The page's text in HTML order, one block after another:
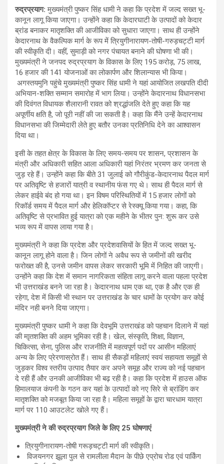
रुद्रप्रयाग: मुख्यमंत्री पुष्कर सिंह धामी ने कहा कि प्रदेश में जल्द सख्त भू-
कानून लागू किया जाएगा। उन्होंने कहा कि केदारघाटी के उत्पादों को केदार
ब्रांड बनाकर मातृशक्ति की आजीविका को सुधारा जाएगा। साथ ही उन्होंने
केदारनाथ के वैकल्पिक मार्ग के रूप में त्रियुगीनारायण-तोषी-गरुड़चट्टी मार्ग
की स्वीकृति दी। वहीं, सुमाड़ी को नगर पंचायत बनाने की घोषणा भी की।
मुख्यमंत्री ने जनपद रुद्रप्रयाग के विकास के लिए 195 करोड़, 75 लाख,
16 हजार की 141 योजनाओं का लोकार्पण और शिलान्यास भी किया।
अगस्तयमुनि पहुंचे मुख्यमंत्री पुष्कर सिंह धामी ने यहां आयोजित लखपति दीदी
अभियान-शक्ति सम्मान समारोह में भाग लिया। उन्होंने केदारनाथ विधानसभा
की दिवंगत विधायक शैलारानी रावत को श्रद्धांजलि देते हुए कहा कि यह
अपूर्णीय क्षति है, जो पूरी नहीं की जा सकती है। कहा कि मैंने उन्हें केदारनाथ
विधानसभा की जिम्मेदारी लेते हुए बतौर उनका प्रतिनिधि देने का आश्वासन
दिया था।
इसी के तहत क्षेत्र के विकास के लिए समय-समय पर शासन, प्रशासन के
मंत्री और अधिकारी सहित आला अधिकारी यहां निरंतर भ्रमण कर जनता से
जुड़ रहे हैं। उन्होंने कहा कि बीते 31 जुलाई को गौरीकुंड-केदारनाथ पैदल मार्ग
पर अतिवृष्टि से हजारों यात्री व स्थानीय फंस गए थे। साथ ही पैदल मार्ग से
लेकर हाईवे बंद हो गया था। इन विषम परिस्थितियों में 15 हजार लोगों को
रिकॉर्ड समय में पैदल मार्ग और हेलिकॉप्टर से रेस्क्यू किया गया। कहा, कि
अतिवृष्टि से प्रभावित हुई यात्रा को एक महीने के भीतर पुन: शुरू कर उसे
भव्य रूप में वापस लाया गया है।
मुख्यमंत्री ने कहा कि प्रदेश और प्रदेशवासियों के हित में जल्द सख्त भू-
कानून लागू होने वाला है। जिन लोगों ने अवैध रूप से जमीनों की खरीद
फरोख्त की है, उनसे जमीन वापस लेकर सरकारी भूमि में निहित की जाएगी।
उन्होंने कहा कि देश में समान नागरिकता संहिता लागू करने वाला पहला प्रदेश
भी उत्तराखंड बनने जा रहा है। केदारनाथ धाम एक था, एक है और एक ही
रहेगा, देश में किसी भी स्थान पर उत्तराखंड के चार धामों के प्रयोग कर कोई
मंदिर नही बनने दिया जाएगा।
मुख्यमंत्री पुष्कर धामी ने कहा कि देवभूमि उत्तराखंड को पहचान दिलाने में यहां
की माृतशक्ति की अहम भूमिका रही है। खेल, संस्कृति, शिक्षा, विज्ञान,
चिकित्सा, सेना, पुलिस और राजनीति में महत्वपूर्ण पदों पर आसीन महिलाएं
अन्य के लिए प्रेरणास्रोत हैं। साथ ही सैकड़ों महिलाएं स्वयं सहायता समूहों से
जुड़कर विश्व स्तरीय उत्पाद तैयार कर अपने समूह और राज्य को नई पहचान
दे रही हैं और उनकी आजीविका भी बढ़ रही है। कहा कि प्रदेश में हाउस ऑफ
हिमालयाज कंपनी के गठन कर यहां के उत्पादों को नए सिरे से ब्रांडिंग कर
मातृशक्ति को मजबूत किया जा रहा है। महिला समूहों के द्वारा चारधाम यात्रा
मार्ग पर 110 आउटलेट खोले गए हैं।
मुख्यमंत्री ने की रुद्रप्रयाग जिले के लिए 25 घोषणाएं
त्रियुगीनारायण-तोषी गरूड़चट्टी मार्ग की स्वीकृति।
विजयनगर झूला पुल से रामलीला मैदान के पीछे एप्रोच रोड एवं पार्किंग